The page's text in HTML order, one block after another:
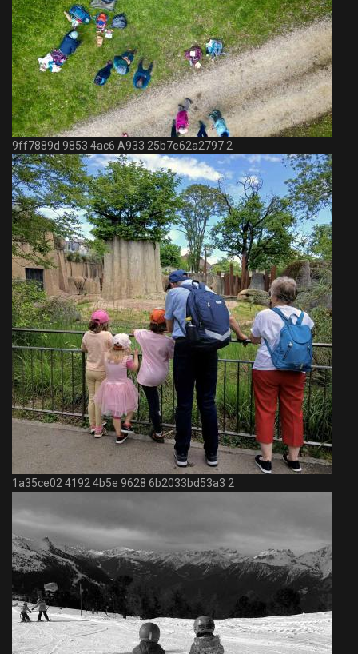
9ff7889d 9853 4ac6 A933 25b7e62a2797 2
1a35ce02 4192 4b5e 9628 6b2033bd53a3 2